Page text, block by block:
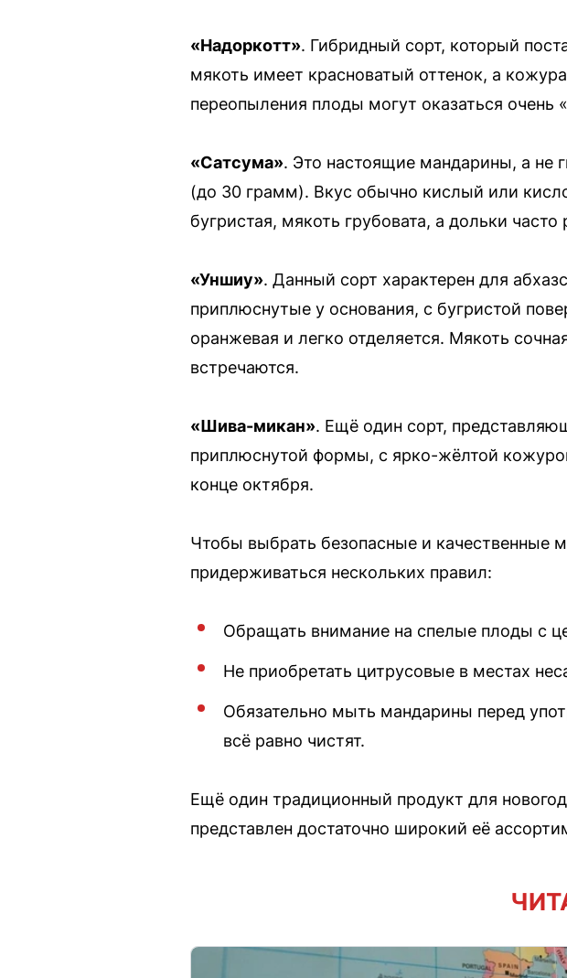
«Надоркотт». Гибридный сорт, который
мякоть имеет красноватый оттенок, а
переопыления плоды могут оказаться очень
«Сатсума». Это настоящие мандарины, а не
(до 30 грамм). Вкус обычно кислый или
бугристая, мякоть грубовата, а дольки часто
«Уншиу». Данный сорт характерен для
приплюснутые у основания, с бугристой
оранжевая и легко отделяется. Мякоть
встречаются.
«Шива-микан». Ещё один сорт,
приплюснутой формы, с ярко-жёлтой
конце октября.
Чтобы выбрать безопасные и качественные
придерживаться нескольких правил:
Обращать внимание на спелые плоды с
Не приобретать цитрусовые в местах
Обязательно мыть мандарины перед
всё равно чистят.
Ещё один традиционный продукт для
представлен достаточно широкий её